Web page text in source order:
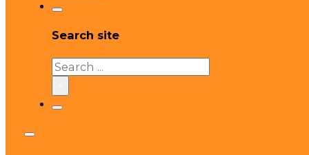
Search site
Search